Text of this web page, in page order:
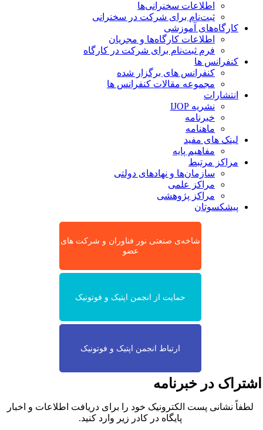
اطلاعات سخنرانی‌‌ها
ثبت‌نام برای شرکت در سخنرانی
کارگاه‌های آموزشی
اطلاعات کارگاه‌ها و مجریان
فرم ثبت‌نام برای شرکت در کارگاه
کنفرانس ها
کنفرانس های برگزار شده
مجموعه مقالات کنفرانس ها
انتشارات
نشریه IJOP
خبرنامه
ماهنامه
لینک های مفید
مفاهیم پایه
مراکز مرتبط
سازمان‌ها و نهادهای دولتی
مراکز علمی
مراکز پژوهشی
پیشکسوتان
شاخه‌ی صنعتی نور فناوران و شرکت های
عضو
حمایت از انجمن اپتیک و فوتونیک
ارتباط انجمن اپتیک و فوتونیک
در خبرنامه
لطفاً نشانی پست الکترونیک خود را برای دریافت اطلاعات و اخبار
پایگاه در کادر زیر وارد کنید.